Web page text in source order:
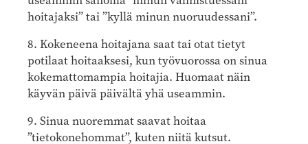
hoitajaksi” tai ”kyllä minun nuoruudessani”.
8. Kokeneena hoitajana saat tai otat tietyt
potilaat hoitaaksesi, kun työvuorossa on sinua
kokemattomampia hoitajia. Huomaat näin
käyvän päivä päivältä yhä useammin.
9. Sinua nuoremmat saavat hoitaa
”tietokonehommat”, kuten niitä kutsut.